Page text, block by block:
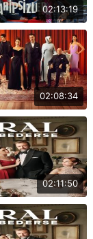
02:13:19
02:08:34
02:11:50